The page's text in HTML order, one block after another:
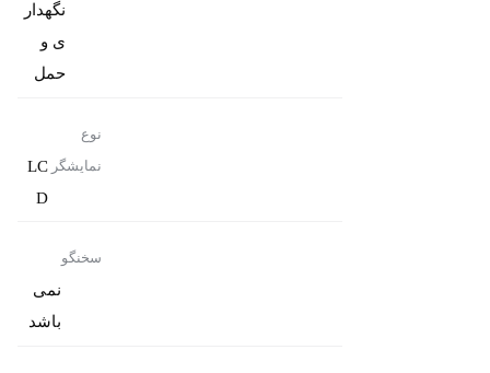
نگهدار
ی و
حمل
نوع
نمایشگر LC
D
سخنگو
نمی
باشد